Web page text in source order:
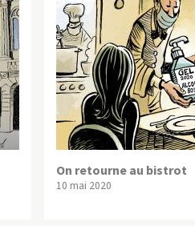
On retourne au bistrot
10 mai 2020